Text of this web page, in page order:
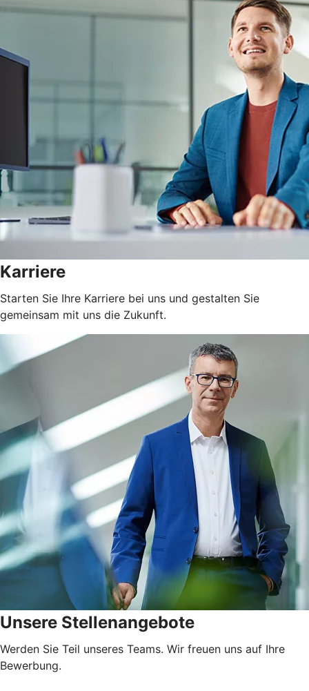
Karriere
Starten Sie Ihre Karriere bei uns und gestalten Sie
gemeinsam mit uns die Zukunft.
Unsere Stellenangebote
Werden Sie Teil unseres Teams. Wir freuen uns auf Ihre
Bewerbung.